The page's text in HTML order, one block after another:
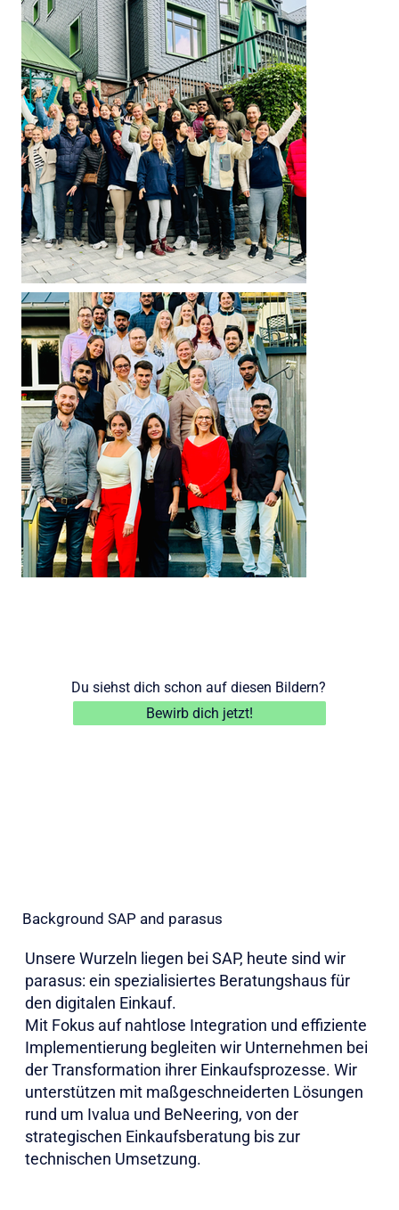
Du siehst dich schon auf diesen Bildern?
Bewirb dich jetzt!
Background SAP and parasus
Unsere Wurzeln liegen bei SAP, heute sind wir
parasus: ein spezialisiertes Beratungshaus für
den digitalen Einkauf.
Mit Fokus auf nahtlose Integration und effiziente
Implementierung begleiten wir Unternehmen bei
der Transformation ihrer Einkaufsprozesse. Wir
unterstützen mit maßgeschneiderten Lösungen
rund um Ivalua und BeNeering, von der
strategischen Einkaufsberatung bis zur
technischen Umsetzung.